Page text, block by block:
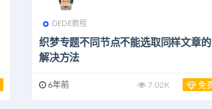
DEDE教程
织梦专题不同节点不能选取同样文章的
解决方法
6年前 7.02K 免